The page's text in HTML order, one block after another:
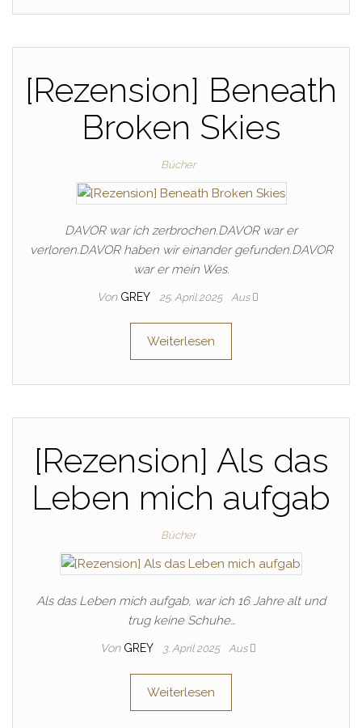
[Rezension] Beneath
Broken Skies
Bücher
DAVOR war ich zerbrochen.DAVOR war er
verloren.DAVOR haben wir einander gefunden.DAVOR
war er mein Wes.
Von GREY 25. April 2025 Aus
Weiterlesen
[Rezension] Als das
Leben mich aufgab
Bücher
Als das Leben mich aufgab, war ich 16 Jahre alt und
trug keine Schuhe…
Von GREY 3. April 2025 Aus
Weiterlesen